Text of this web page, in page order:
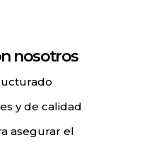
nosotros
y de calidad
asegurar el